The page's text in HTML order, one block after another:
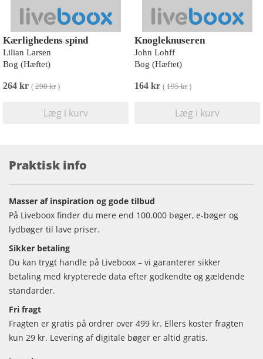
Kærlighedens spind
Lilian Larsen
Bog (Hæftet)
264 kr ( 290 kr)
Læg i kurv
Knogleknuseren
John Lohff
Bog (Hæftet)
164 kr ( 195 kr)
Læg i kurv
Praktisk info
Masser af inspiration og gode tilbud
På Liveboox finder du mere end 100.000 bøger, e-bøger og
lydbøger til lave priser.
Sikker betaling
Du kan trygt handle på Liveboox – vi garanterer sikker
betaling med krypterede data efter godkendte og gældende
standarder.
Fri fragt
Fragten er gratis på ordrer over 499 kr. Ellers koster fragten
kun 29 kr. Levering af digitale bøger er altid gratis.